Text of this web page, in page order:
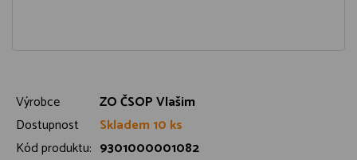
Výrobce
ZO ČSOP Vlašim
Dostupnost
Skladem 10 ks
Kód produktu: 9301000001082